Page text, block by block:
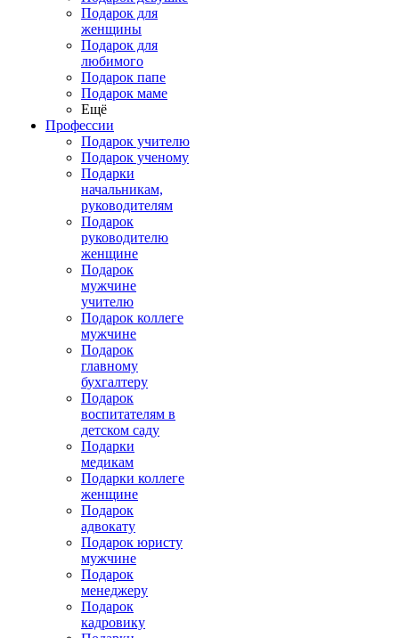
Подарок для
женщины
Подарок для
любимого
Подарок папе
Подарок маме
Ещё
Профессии
Подарок учителю
Подарок ученому
Подарки
начальникам,
руководителям
Подарок
руководителю
женщине
Подарок
мужчине
учителю
Подарок коллеге
мужчине
Подарок
главному
бухгалтеру
Подарок
воспитателям в
детском саду
Подарки
медикам
Подарки коллеге
женщине
Подарок
адвокату
Подарок юристу
мужчине
Подарок
менеджеру
Подарок
кадровику